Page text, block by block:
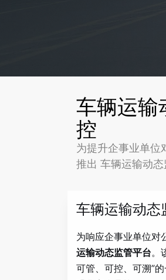
车辆运
控
为提升企事业单位
推出 车辆运输动
车辆运输动
为响应企事业单位对
运输动态监管平台。
可管、可控、可溯”